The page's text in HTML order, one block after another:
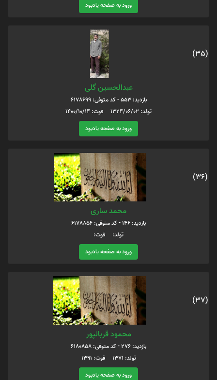
ورود به صفحه یادبود
(35)
عبدالحسین گلی
بازدید: 553 - کد متوفی: 6178699
تولد: 1324/06/02 فوت: 1400/10/14
ورود به صفحه یادبود
(36)
محمد ساری
بازدید: 146 - کد متوفی: 6178856
تولد: فوت:
ورود به صفحه یادبود
(37)
محمود قربانپور
بازدید: 276 - کد متوفی: 6180858
تولد: 1371 فوت: 1391
ورود به صفحه یادبود